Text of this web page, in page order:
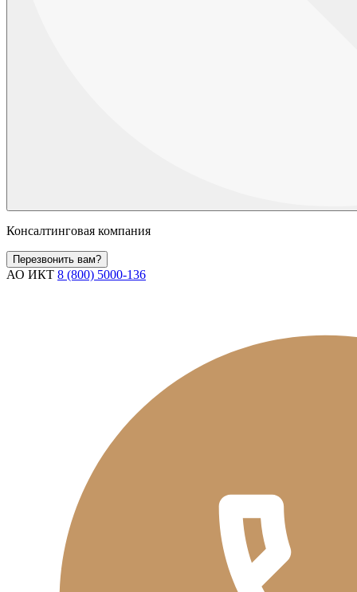
Консалтинговая компания
Перезвонить вам?
АО ИКТ 8 (800) 5000-136